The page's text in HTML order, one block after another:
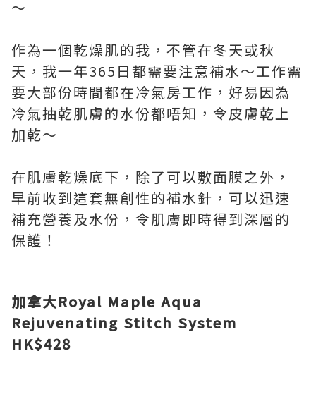
～
作為一個乾燥肌的我，不管在冬天或秋
天，我一年365日都需要注意補水～工作需
要大部份時間都在冷氣房工作，好易因為
冷氣抽乾肌膚的水份都唔知，令皮膚乾上
加乾～
在肌膚乾燥底下，除了可以敷面膜之外，
早前收到這套無創性的補水針，可以迅速
補充營養及水份，令肌膚即時得到深層的
保護！
加拿大Royal Maple Aqua
Rejuvenating Stitch System
HK$428